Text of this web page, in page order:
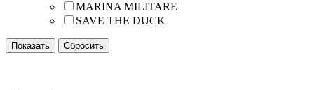
MARINA MILITARE
SAVE THE DUCK